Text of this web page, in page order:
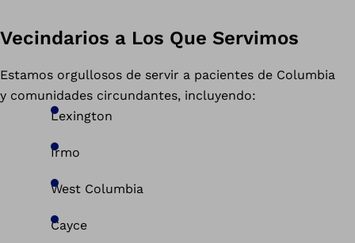
Vecindarios a Los Que Servimos
Estamos orgullosos de servir a pacientes de Columbia
y comunidades circundantes, incluyendo:
Lexington
Irmo
West Columbia
Cayce